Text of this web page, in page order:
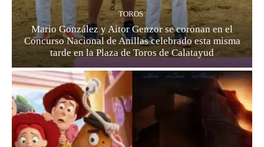
TOROS
Mario González y Aitor Genzor se coronan en el
Concurso Nacional de Anillas celebrado esta misma
tarde en la Plaza de Toros de Calatayud